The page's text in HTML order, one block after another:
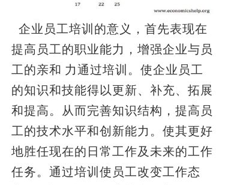
企业员工培训的意义，首先表现在
提高员工的职业能力，增强企业与员
工的亲和 力通过培训。使企业员工
的知识和技能得以更新、补充、拓展
和提高。从而完善知识结构，提高员
工的技术水平和创新能力。使其更好
地胜任现在的日常工作及未来的工作
任务。通过培训使员工改变工作态